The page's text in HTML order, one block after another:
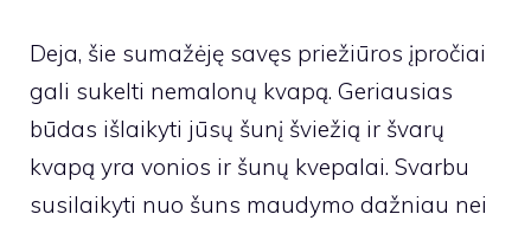
Deja, šie sumažėję savęs priežiūros įpročiai
gali sukelti nemalonų kvapą. Geriausias
būdas išlaikyti jūsų šunį šviežią ir švarų
kvapą yra vonios ir šunų kvepalai. Svarbu
susilaikyti nuo šuns maudymo dažniau nei